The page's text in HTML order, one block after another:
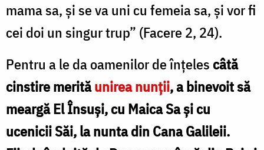
mama sa, şi se va uni cu femeia sa, şi vor fi
cei doi un singur trup” (Facere 2, 24).
Pentru a le da oamenilor de înţelescâtă
cinstire merităunirea nunţii, a binevoit să
meargă El Însuşi, cu Maica Sa şi cu
ucenicii Săi, la nunta din Cana Galileii.